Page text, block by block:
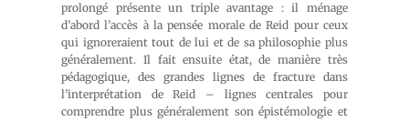
prolongé présente un triple avantage : il ménage
d’abord l’accès à la pensée morale de Reid pour ceux
qui ignoreraient tout de lui et de sa philosophie plus
généralement. Il fait ensuite état, de manière très
pédagogique, des grandes lignes de fracture dans
l’interprétation de Reid – lignes centrales pour
comprendre plus généralement son épistémologie et